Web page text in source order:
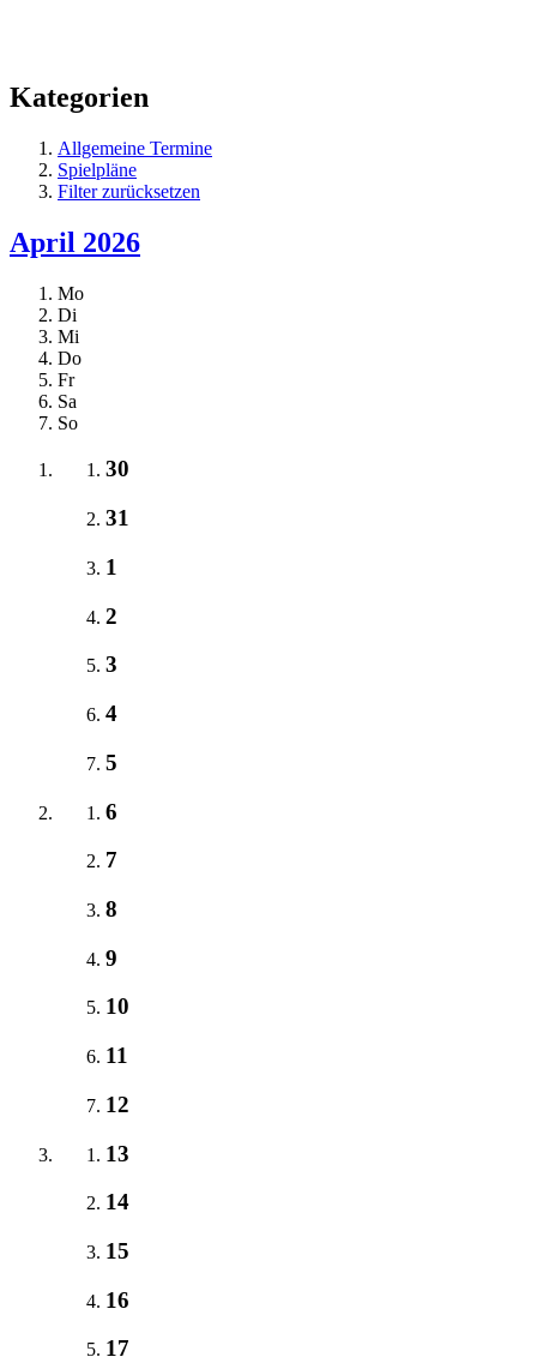
Kategorien
Allgemeine Termine
Spielpläne
Filter zurücksetzen
April 2026
Mo
Di
Mi
Do
Fr
Sa
So
30
31
1
2
3
4
5
6
7
8
9
10
11
12
13
14
15
16
17